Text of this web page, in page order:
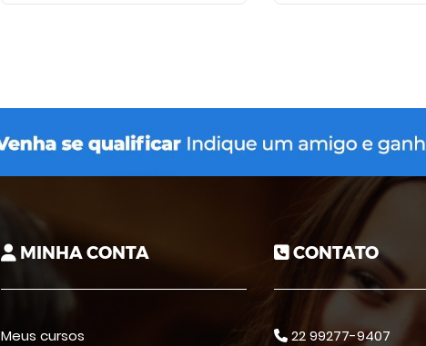
MINHA CONTA
Meus cursos
CONTATO
22 99277-9407